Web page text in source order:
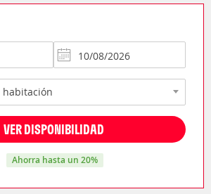
VER DISPONIBILIDAD
ahorra hasta un 20%